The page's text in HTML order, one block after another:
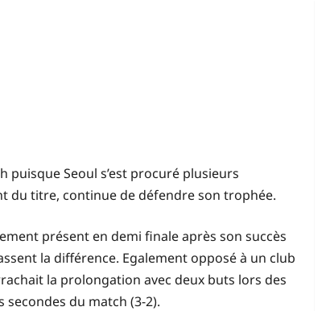
puisque Seoul s’est procuré plusieurs
du titre, continue de défendre son trophée.
présent en demi finale après son succès
la différence. Egalement opposé à un club
la prolongation avec deux buts lors des
du match (3-2).